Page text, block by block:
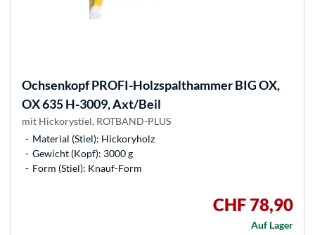
OchsenkopfPROFI-Holzspalthammer BIG OX,
OX 635 H-3009, Axt/Beil
mit Hickorystiel, ROTBAND-PLUS
Material (Stiel): Hickoryholz
Gewicht (Kopf): 3000 g
Form (Stiel): Knauf-Form
CHF 78,90
Auf Lager